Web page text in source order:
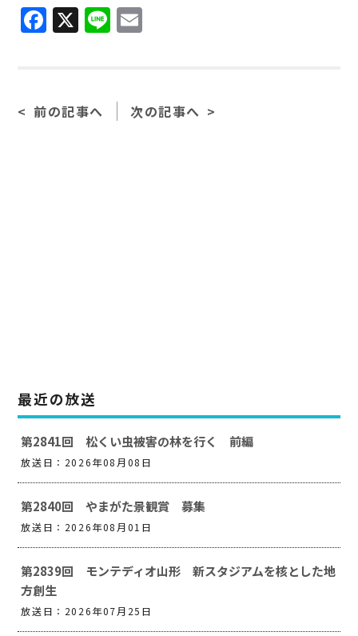
Facebook
X Line
前の記事へ 次の記事へ
最近の放送
第2841回 松くい虫被害の林を行く 前編
放送日：2026年08月08日
第2840回 やまがた景観賞 募集
放送日：2026年08月01日
第2839回 モンテディオ山形 新スタジアムを核とした地
方創生
放送日：2026年07月25日